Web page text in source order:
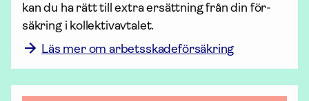
kan du ha rätt till extra ersättning från din för­
säkring i kollektiv­avtalet.
Läs mer om arbetsskadeförsäkring